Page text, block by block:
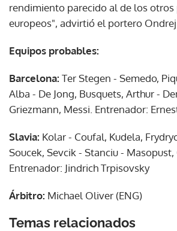
rendimiento parecido al de los
europeos", advirtió el portero Ondrej
Equipos probables:
Barcelona: Ter Stegen - Semedo,
Alba - De Jong, Busquets, Arthur -
Griezmann, Messi. Entrenador:
Slavia: Kolar - Coufal, Kudela,
Soucek, Sevcik - Stanciu - Masopust,
Entrenador: Jindrich Trpisovsky
Árbitro: Michael Oliver (ENG)
Temas relacionados